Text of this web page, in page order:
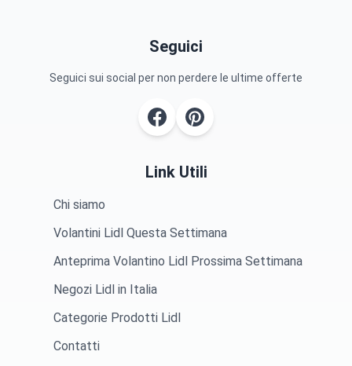
Seguici
Seguici sui social per non perdere le ultime offerte
Link Utili
Chi siamo
Volantini Lidl Questa Settimana
Anteprima Volantino Lidl Prossima Settimana
Negozi Lidl in Italia
Categorie Prodotti Lidl
Contatti